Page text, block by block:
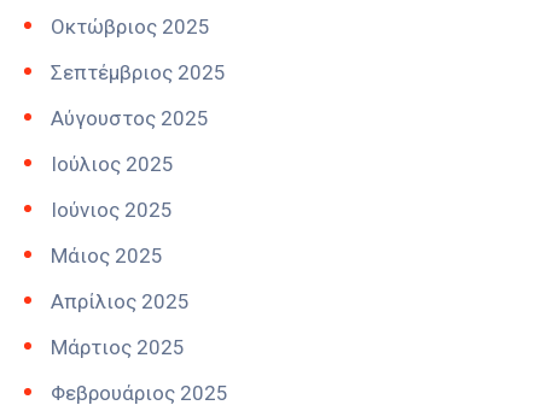
Οκτώβριος 2025
Σεπτέμβριος 2025
Αύγουστος 2025
Ιούλιος 2025
Ιούνιος 2025
Μάιος 2025
Απρίλιος 2025
Μάρτιος 2025
Φεβρουάριος 2025